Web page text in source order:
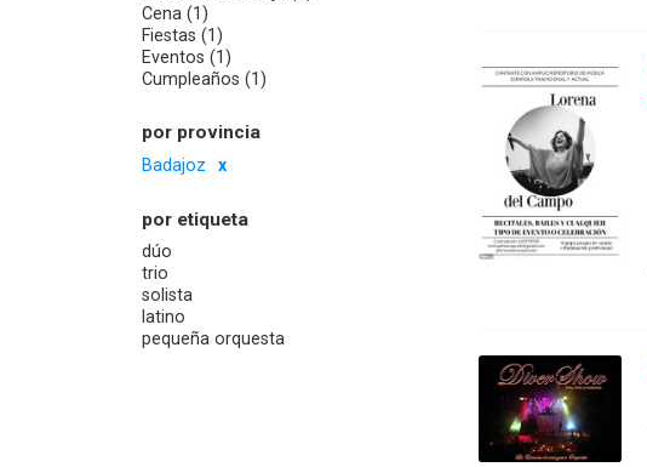
Cena (1)
Fiestas (1)
Eventos (1)
Cumpleaños (1)
por provincia
Badajoz
por etiqueta
dúo
trio
solista
latino
pequeña orquesta